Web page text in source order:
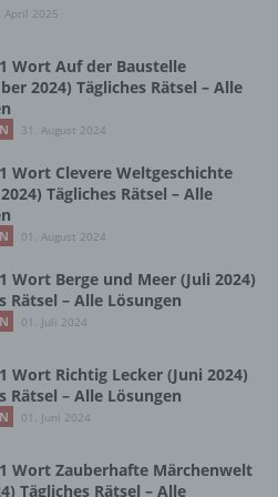
April 2025
Wort Auf der Baustelle
2024) Tägliches Rätsel – Alle
31. August 2024
Wort Clevere Weltgeschichte
Tägliches Rätsel – Alle
01. August 2024
Wort Berge und Meer (Juli 2024)
Rätsel – Alle Lösungen
01. Juli 2024
Wort Richtig Lecker (Juni 2024)
Rätsel – Alle Lösungen
01. Juni 2024
Wort Zauberhafte Märchenwelt
Tägliches Rätsel – Alle
ist jede identifizierte oder
Person, deren
Daten von dem für die
verarbeitet
mit oder ohne Hilfe
ausgeführte
solche Vorgangsreihe im
personenbezogenen
das Erfassen, die
Ordnen, die Speicherung,
Veränderung, das
die Verwendung,
Übermittlung,
eine andere Form der